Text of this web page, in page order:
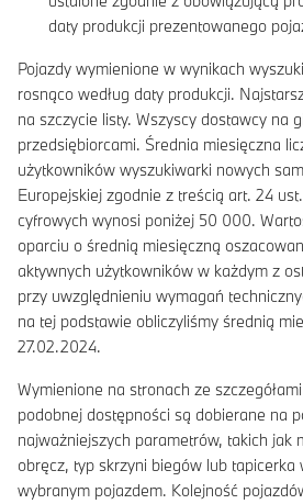
daty produkcji prezentowanego
Pojazdy wymienione w wynikach
rosnąco według daty produkcji.
na szczycie listy. Wszyscy dostawcy na
przedsiębiorcami. Średnia miesięczna
użytkowników wyszukiwarki nowych
Europejskiej zgodnie z treścią art. 24
cyfrowych wynosi poniżej 50 000.
oparciu o średnią miesięczną
aktywnych użytkowników w każdym z
przy uwzględnieniu wymagań
na tej podstawie obliczyliśmy średnią
27.02.2024.
Wymienione na stronach ze
podobnej dostępności są dobierane na
najważniejszych parametrów, takich jak
obręcz, typ skrzyni biegów lub tapicerka
wybranym pojazdem. Kolejność